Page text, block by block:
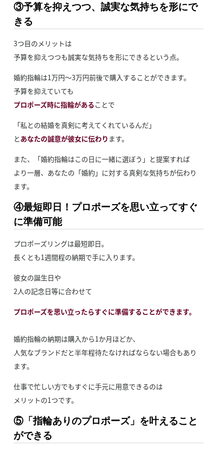
③予算を抑えつつ、誠実な気持ちを形にで
きる
3つ目のメリットは
予算を抑えつつも誠実な気持ちを形にできるという点。
婚約指輪は1万円～3万円前後で購入することができます。
予算を抑えていても
プロポーズ時に指輪があることで
「私との結婚を真剣に考えてくれているんだ」
とあなたの誠意が彼女に伝わり ます。
また、「婚約指輪はこの日に一緒に選ぼう」と提案すれば
より一層、あなたの「婚約」に対する真剣な気持ちが伝わり
ます。
④最短即日！プロポーズを思い立ってすぐ
に準備可能
プロポーズリングは最短即日。
長くとも1週間程の納期で手に入ります。
彼女の誕生日や
2人の記念日等に合わせて
プロポーズを思い立ったらすぐに準備することができます。
婚約指輪の納期は購入から1か月ほどか、
人気なブランドだと半年程待たなければならない場合もあり
ます。
仕事で忙しい方でもすぐに手元に用意できるのは
メリットの1つです。
⑤「指輪ありのプロポーズ」を叶えること
ができる